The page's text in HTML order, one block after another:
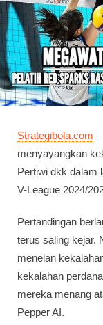
Strategibola.com
menyayangkan
Pertiwi dkk dalam
V-League 2024/
Pertandingan
terus saling kejar.
menelan
kekalahan
mereka menang
Pepper AI.